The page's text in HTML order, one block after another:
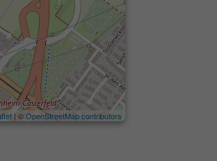
| ©OpenStreetMap contributors